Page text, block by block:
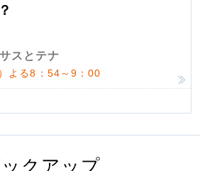
スとテナ
よる8：54～9：00
クアップ